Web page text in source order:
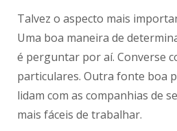
Talvez o aspecto mais
Uma boa maneira de
é perguntar por aí. Converse
particulares. Outra fonte boa
lidam com as companhias de
mais fáceis de trabalhar.